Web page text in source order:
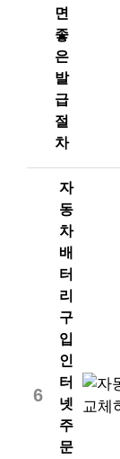
면
좋
은
발
급
절
차
6
자
동
차
배
터
리
구
입
인
터
넷
주
문